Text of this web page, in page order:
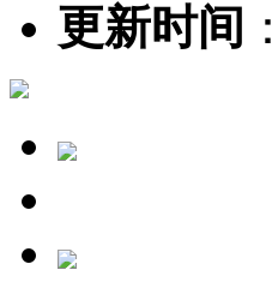
更新时间 ：